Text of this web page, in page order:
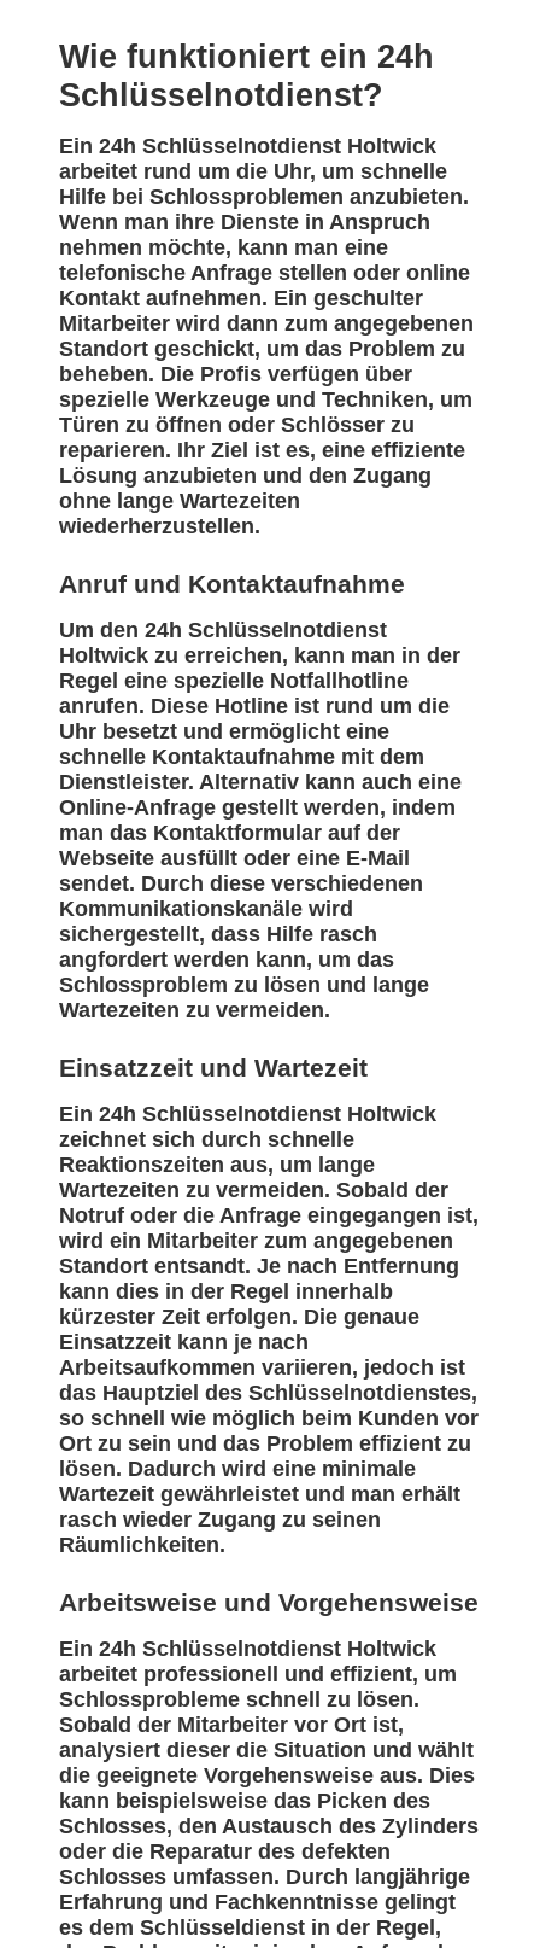
Wie funktioniert ein 24h
Schlüsselnotdienst?
Ein 24h Schlüsselnotdienst Holtwick
arbeitet rund um die Uhr, um schnelle
Hilfe bei Schlossproblemen anzubieten.
Wenn man ihre Dienste in Anspruch
nehmen möchte, kann man eine
telefonische Anfrage stellen oder online
Kontakt aufnehmen. Ein geschulter
Mitarbeiter wird dann zum angegebenen
Standort geschickt, um das Problem zu
beheben. Die Profis verfügen über
spezielle Werkzeuge und Techniken, um
Türen zu öffnen oder Schlösser zu
reparieren. Ihr Ziel ist es, eine effiziente
Lösung anzubieten und den Zugang
ohne lange Wartezeiten
wiederherzustellen.
Anruf und Kontaktaufnahme
Um den 24h Schlüsselnotdienst
Holtwick zu erreichen, kann man in der
Regel eine spezielle Notfallhotline
anrufen. Diese Hotline ist rund um die
Uhr besetzt und ermöglicht eine
schnelle Kontaktaufnahme mit dem
Dienstleister. Alternativ kann auch eine
Online-Anfrage gestellt werden, indem
man das Kontaktformular auf der
Webseite ausfüllt oder eine E-Mail
sendet. Durch diese verschiedenen
Kommunikationskanäle wird
sichergestellt, dass Hilfe rasch
angfordert werden kann, um das
Schlossproblem zu lösen und lange
Wartezeiten zu vermeiden.
Einsatzzeit und Wartezeit
Ein 24h Schlüsselnotdienst Holtwick
zeichnet sich durch schnelle
Reaktionszeiten aus, um lange
Wartezeiten zu vermeiden. Sobald der
Notruf oder die Anfrage eingegangen ist,
wird ein Mitarbeiter zum angegebenen
Standort entsandt. Je nach Entfernung
kann dies in der Regel innerhalb
kürzester Zeit erfolgen. Die genaue
Einsatzzeit kann je nach
Arbeitsaufkommen variieren, jedoch ist
das Hauptziel des Schlüsselnotdienstes,
so schnell wie möglich beim Kunden vor
Ort zu sein und das Problem effizient zu
lösen. Dadurch wird eine minimale
Wartezeit gewährleistet und man erhält
rasch wieder Zugang zu seinen
Räumlichkeiten.
Arbeitsweise und Vorgehensweise
Ein 24h Schlüsselnotdienst Holtwick
arbeitet professionell und effizient, um
Schlossprobleme schnell zu lösen.
Sobald der Mitarbeiter vor Ort ist,
analysiert dieser die Situation und wählt
die geeignete Vorgehensweise aus. Dies
kann beispielsweise das Picken des
Schlosses, den Austausch des Zylinders
oder die Reparatur des defekten
Schlosses umfassen. Durch langjährige
Erfahrung und Fachkenntnisse gelingt
es dem Schlüsseldienst in der Regel,